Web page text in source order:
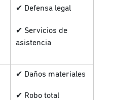
✔ Defensa legal
✔ Servicios de
asistencia
✔ Daños materiales
✔ Robo total